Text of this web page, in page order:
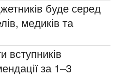
буде серед
медиків та
вступників
за 1–3